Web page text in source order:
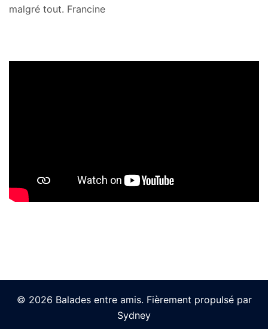
malgré tout. Francine
© 2026 Balades entre amis. Fièrement propulsé par
Sydney